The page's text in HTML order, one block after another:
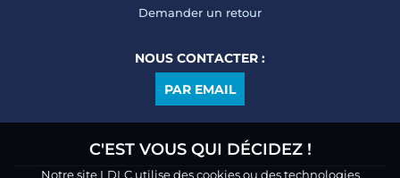
Demander un retour
NOUS CONTACTER :
PAR EMAIL
C'EST VOUS QUI DÉCIDEZ !
Notre site LDLC utilise des cookies ou des technologies